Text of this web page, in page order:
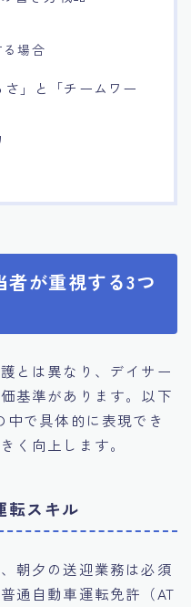
場合
」と「チームワー
者が重視する3つ
とは異なり、デイサー
基準があります。以下
で具体的に表現でき
く向上します。
転スキル
朝夕の送迎業務は必須
通自動車運転免許（AT